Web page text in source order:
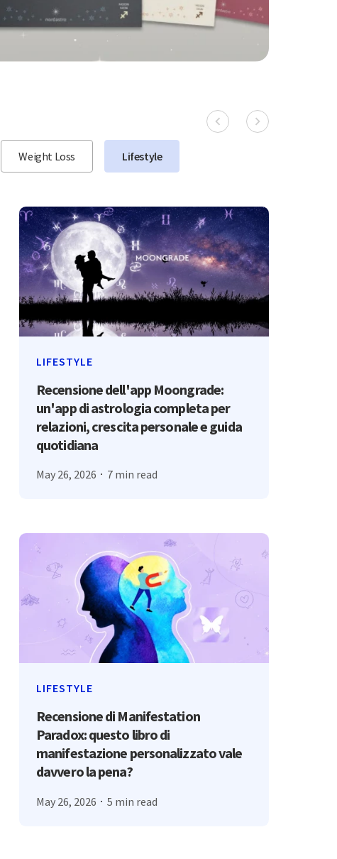
Weight Loss Lifestyle
LIFESTYLE
Recensione dell'app Moongrade:
un'app di astrologia completa per
relazioni, crescita personale e guida
quotidiana
May 26, 2026 7 min read
LIFESTYLE
Recensione di Manifestation
Paradox: questo libro di
manifestazione personalizzato vale
davvero la pena?
May 26, 2026 5 min read